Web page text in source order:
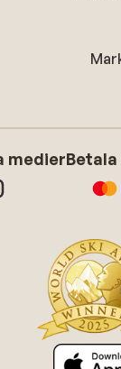
medier